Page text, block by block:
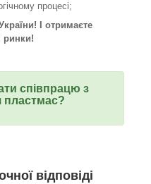
процесі;
І отримаєте
ринки!
співпрацю з
пластмас?
відповіді